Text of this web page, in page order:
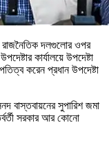
রাজনৈতিক দলগুলোর ওপর
কার্যালয়ে উপদেষ্টা
করেন প্রধান উপদেষ্টা
বাস্তবায়নের সুপারিশ জমা
সরকার আর কোনো